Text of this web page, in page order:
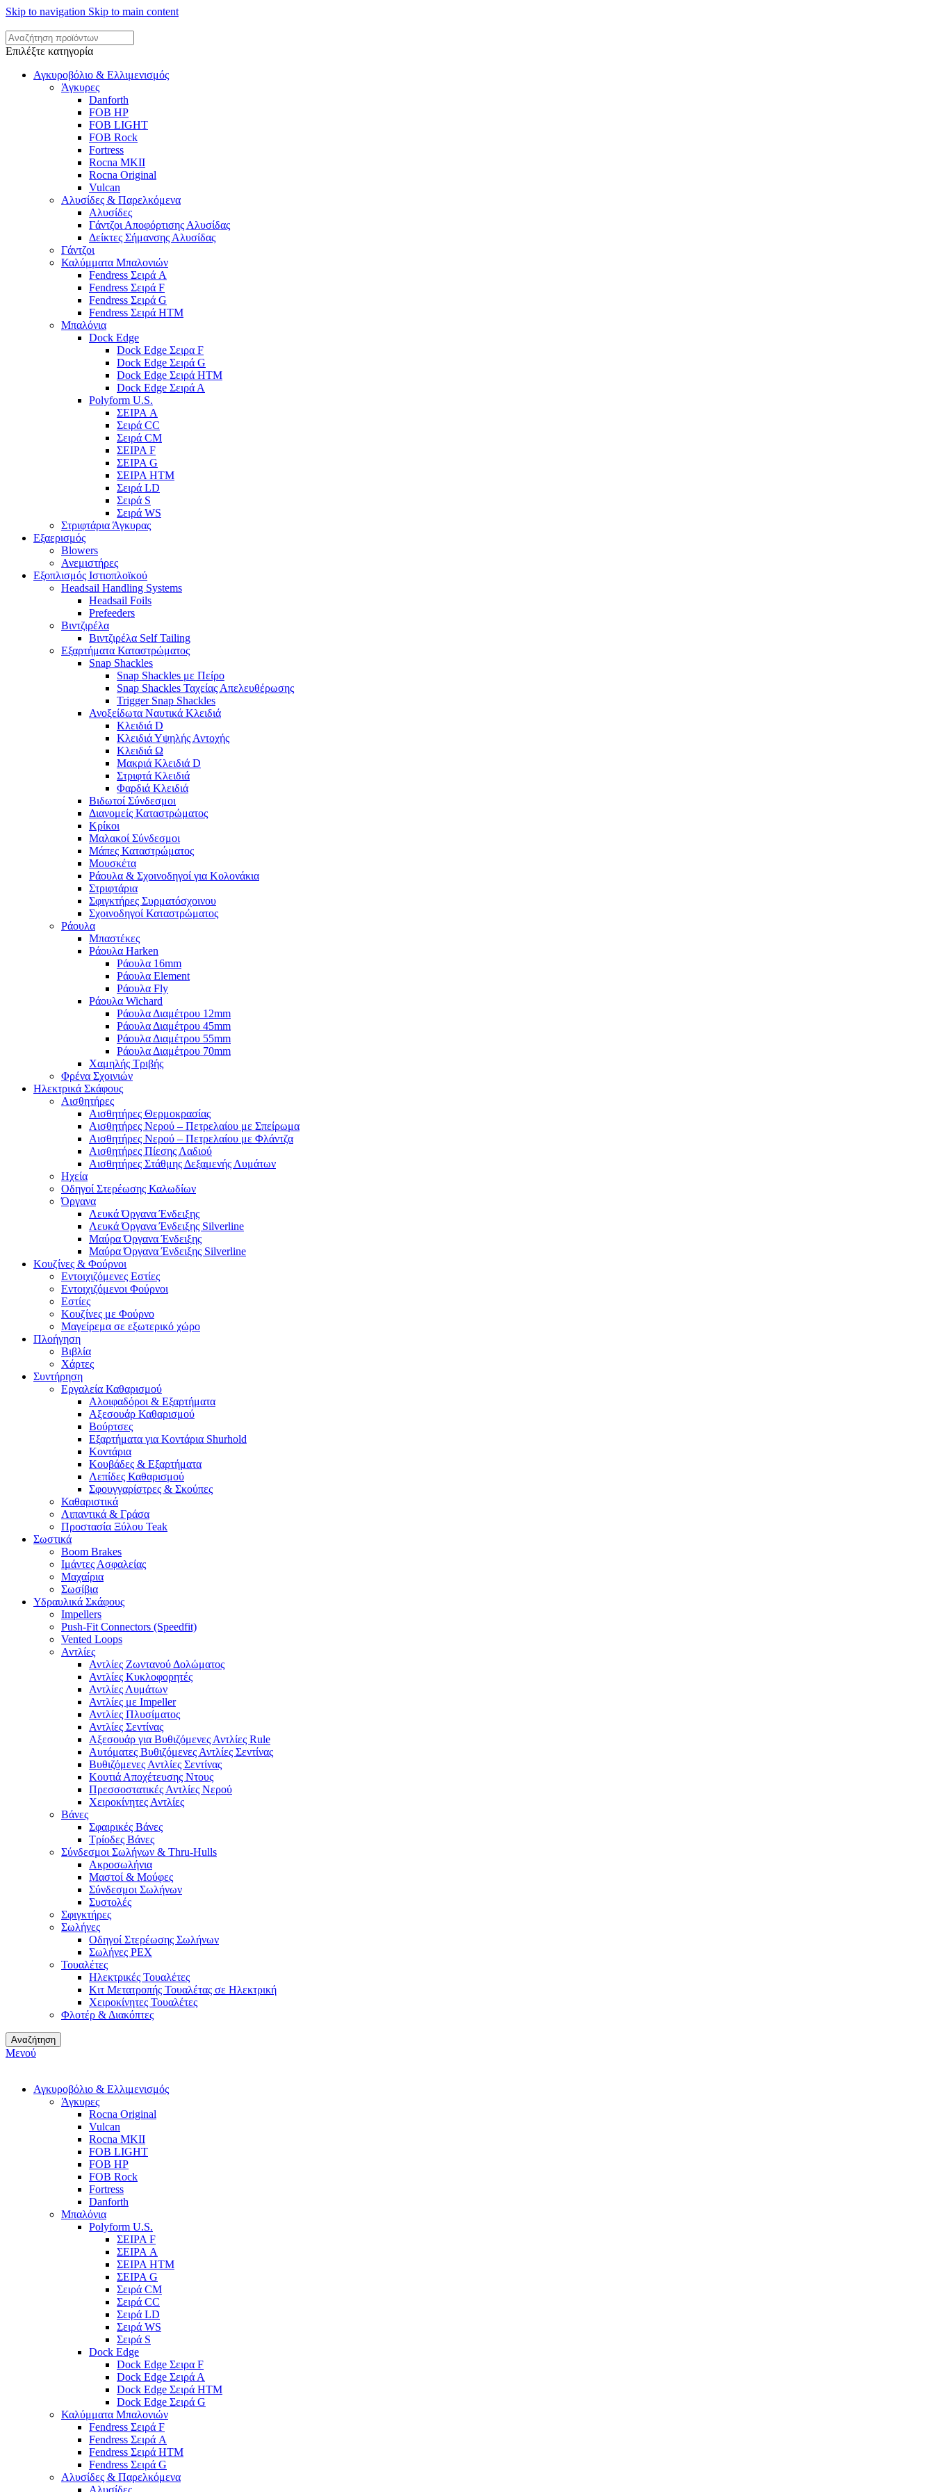
Skip to navigation Skip to main content
Επιλέξτε κατηγορία
Αγκυροβόλιο & Ελλιμενισμός
Άγκυρες
Danforth
FOB HP
FOB LIGHT
FOB Rock
Fortress
Rocna MKII
Rocna Original
Vulcan
Αλυσίδες & Παρελκόμενα
Αλυσίδες
Γάντζοι Αποφόρτισης Αλυσίδας
Δείκτες Σήμανσης Αλυσίδας
Γάντζοι
Καλύμματα Μπαλονιών
Fendress Σειρά A
Fendress Σειρά F
Fendress Σειρά G
Fendress Σειρά HTM
Μπαλόνια
Dock Edge
Dock Edge Σειρα F
Dock Edge Σειρά G
Dock Edge Σειρά HTM
Dock Edge Σειρά Α
Polyform U.S.
ΣΕΙΡΑ A
Σειρά CC
Σειρά CM
ΣΕΙΡΑ F
ΣΕΙΡΑ G
ΣΕΙΡΑ HTM
Σειρά LD
Σειρά S
Σειρά WS
Στριφτάρια Άγκυρας
Εξαερισμός
Blowers
Ανεμιστήρες
Εξοπλισμός Ιστιοπλοϊκού
Headsail Handling Systems
Headsail Foils
Prefeeders
Βιντζιρέλα
Βιντζιρέλα Self Tailing
Εξαρτήματα Καταστρώματος
Snap Shackles
Snap Shackles με Πείρο
Snap Shackles Ταχείας Απελευθέρωσης
Trigger Snap Shackles
Ανοξείδωτα Ναυτικά Κλειδιά
Κλειδιά D
Κλειδιά Υψηλής Αντοχής
Κλειδιά Ω
Μακριά Κλειδιά D
Στριφτά Κλειδιά
Φαρδιά Κλειδιά
Βιδωτοί Σύνδεσμοι
Διανομείς Καταστρώματος
Κρίκοι
Μαλακοί Σύνδεσμοι
Μάπες Καταστρώματος
Μουσκέτα
Ράουλα & Σχοινοδηγοί για Κολονάκια
Στριφτάρια
Σφιγκτήρες Συρματόσχοινου
Σχοινοδηγοί Καταστρώματος
Ράουλα
Μπαστέκες
Ράουλα Harken
Ράουλα 16mm
Ράουλα Element
Ράουλα Fly
Ράουλα Wichard
Ράουλα Διαμέτρου 12mm
Ράουλα Διαμέτρου 45mm
Ράουλα Διαμέτρου 55mm
Ράουλα Διαμέτρου 70mm
Χαμηλής Τριβής
Φρένα Σχοινιών
Ηλεκτρικά Σκάφους
Αισθητήρες
Αισθητήρες Θερμοκρασίας
Αισθητήρες Νερού – Πετρελαίου με Σπείρωμα
Αισθητήρες Νερού – Πετρελαίου με Φλάντζα
Αισθητήρες Πίεσης Λαδιού
Αισθητήρες Στάθμης Δεξαμενής Λυμάτων
Ηχεία
Οδηγοί Στερέωσης Καλωδίων
Όργανα
Λευκά Όργανα Ένδειξης
Λευκά Όργανα Ένδειξης Silverline
Μαύρα Όργανα Ένδειξης
Μαύρα Όργανα Ένδειξης Silverline
Κουζίνες & Φούρνοι
Εντοιχιζόμενες Εστίες
Εντοιχιζόμενοι Φούρνοι
Εστίες
Κουζίνες με Φούρνο
Μαγείρεμα σε εξωτερικό χώρο
Πλοήγηση
Βιβλία
Χάρτες
Συντήρηση
Εργαλεία Καθαρισμού
Αλοιφαδόροι & Εξαρτήματα
Αξεσουάρ Καθαρισμού
Βούρτσες
Εξαρτήματα για Κοντάρια Shurhold
Κοντάρια
Κουβάδες & Εξαρτήματα
Λεπίδες Καθαρισμού
Σφουγγαρίστρες & Σκούπες
Καθαριστικά
Λιπαντικά & Γράσα
Προστασία Ξύλου Teak
Σωστικά
Boom Brakes
Ιμάντες Ασφαλείας
Μαχαίρια
Σωσίβια
Υδραυλικά Σκάφους
Impellers
Push-Fit Connectors (Speedfit)
Vented Loops
Αντλίες
Αντλίες Ζωντανού Δολώματος
Αντλίες Κυκλοφορητές
Αντλίες Λυμάτων
Αντλίες με Impeller
Αντλίες Πλυσίματος
Αντλίες Σεντίνας
Αξεσουάρ για Βυθιζόμενες Αντλίες Rule
Αυτόματες Βυθιζόμενες Αντλίες Σεντίνας
Βυθιζόμενες Αντλίες Σεντίνας
Κουτιά Αποχέτευσης Ντους
Πρεσσοστατικές Αντλίες Νερού
Χειροκίνητες Αντλίες
Βάνες
Σφαιρικές Βάνες
Τρίοδες Βάνες
Σύνδεσμοι Σωλήνων & Thru-Hulls
Ακροσωλήνια
Μαστοί & Μούφες
Σύνδεσμοι Σωλήνων
Συστολές
Σφιγκτήρες
Σωλήνες
Οδηγοί Στερέωσης Σωλήνων
Σωλήνες PEX
Τουαλέτες
Ηλεκτρικές Τουαλέτες
Κιτ Μετατροπής Τουαλέτας σε Ηλεκτρική
Χειροκίνητες Τουαλέτες
Φλοτέρ & Διακόπτες
Αναζήτηση
Μενού
Αγκυροβόλιο & Ελλιμενισμός
Άγκυρες
Rocna Original
Vulcan
Rocna MKII
FOB LIGHT
FOB HP
FOB Rock
Fortress
Danforth
Μπαλόνια
Polyform U.S.
ΣΕΙΡΑ F
ΣΕΙΡΑ A
ΣΕΙΡΑ HTM
ΣΕΙΡΑ G
Σειρά CM
Σειρά CC
Σειρά LD
Σειρά WS
Σειρά S
Dock Edge
Dock Edge Σειρα F
Dock Edge Σειρά Α
Dock Edge Σειρά HTM
Dock Edge Σειρά G
Καλύμματα Μπαλονιών
Fendress Σειρά F
Fendress Σειρά A
Fendress Σειρά HTM
Fendress Σειρά G
Αλυσίδες & Παρελκόμενα
Αλυσίδες